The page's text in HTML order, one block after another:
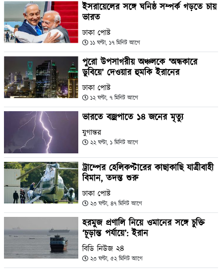
ইসরায়েলের সঙ্গে ঘনিষ্ঠ সম্পর্ক গড়তে চায়
ভারত
ঢাকা পোষ্ট
১১ ঘণ্টা, ১৭ মিনিট আগে
পুরো উপসাগরীয় অঞ্চলকে ‘অন্ধকারে
ডুবিয়ে’ দেওয়ার হুমকি ইরানের
ঢাকা পোষ্ট
১২ ঘণ্টা, ৭ মিনিট আগে
ভারতে বজ্রপাতে ১৪ জনের মৃত্যু
যুগান্তর
২২ ঘণ্টা, ১ মিনিট আগে
ট্রাম্পের হেলিকপ্টারের কাছাকাছি যাত্রীবাহী
বিমান, তদন্ত শুরু
ঢাকা পোষ্ট
২৩ ঘণ্টা, ৪৭ মিনিট আগে
হরমুজ প্রণালি নিয়ে ওমানের সঙ্গে চুক্তি
‘চূড়ান্ত পর্যায়ে’: ইরান
বিডি নিউজ ২৪
২৩ ঘণ্টা, ৫২ মিনিট আগে